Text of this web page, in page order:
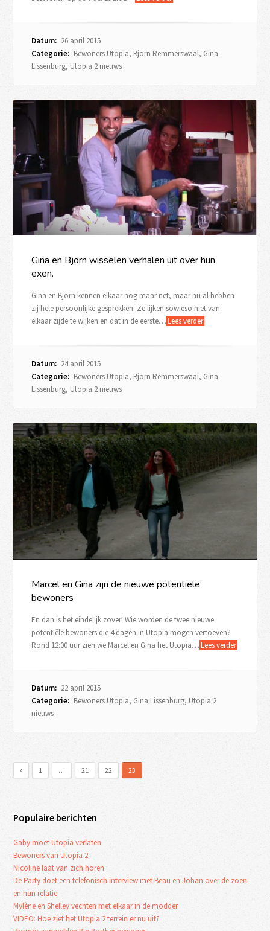
Datum: 26 april 2015
Categorie: Bewoners Utopia, Bjorn Remmerswaal, Gina
Lissenburg, Utopia 2 nieuws
Gina en Bjorn wisselen verhalen uit over hun
exen.
Gina en Bjorn kennen elkaar nog maar net, maar nu al hebben
zij hele persoonlijke gesprekken. Ze lijken sowieso niet van
elkaar zijde te wijken en dat in de eerste… Lees verder
Datum: 24 april 2015
Categorie: Bewoners Utopia, Bjorn Remmerswaal, Gina
Lissenburg, Utopia 2 nieuws
Marcel en Gina zijn de nieuwe potentiële
bewoners
En dan is het eindelijk zover! Wie worden de twee nieuwe
potentiële bewoners die 4 dagen in Utopia mogen vertoeven?
Rond 12:00 uur zien we Marcel en Gina het Utopia… Lees verder
Datum: 22 april 2015
Categorie: Bewoners Utopia, Gina Lissenburg, Utopia 2
nieuws
1 … 21 22 23
Populaire berichten
Gaby moet Utopia verlaten
Bewoners van Utopia 2
Nicoline laat van zich horen
De Party doet een telefonisch interview met Beau en Johan over de zoen
en hun relatie
Mylène en Shelley vechten met elkaar in de modder
VIDEO: Hoe ziet het Utopia 2 terrein er nu uit?